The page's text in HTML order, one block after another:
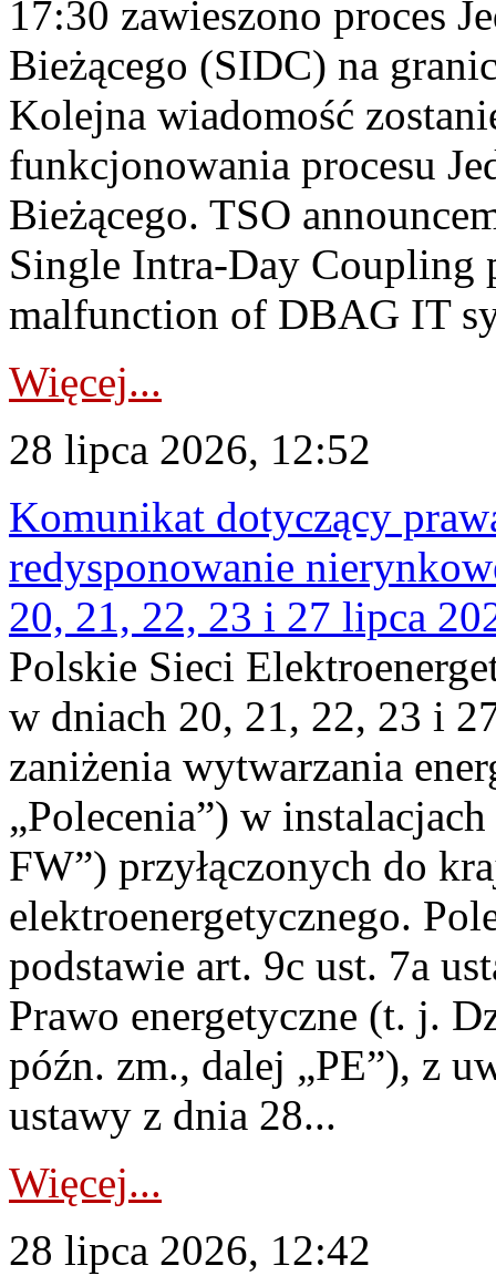
17:30 zawieszono proces
Bieżącego (SIDC) na
Kolejna wiadomość
funkcjonowania procesu
Bieżącego. TSO
Single Intra-Day Coupling
malfunction of DBAG IT
Więcej...
28 lipca 2026, 12:52
Komunikat dotyczący
redysponowanie
20, 21, 22, 23 i 27 lipca
Polskie Sieci
w dniach 20, 21, 22, 23 i
zaniżenia wytwarzania
„Polecenia”) w
FW”) przyłączonych do
elektroenergetycznego.
podstawie art. 9c ust. 7a
Prawo energetyczne (t. j.
późn. zm., dalej „PE”), z
ustawy z dnia 28...
Więcej...
28 lipca 2026, 12:42